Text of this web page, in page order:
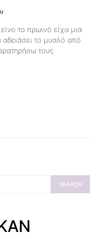
το πρωινό είχα μια
το μυαλό από
τους
SEARCH